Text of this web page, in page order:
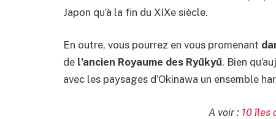
Japon qu’à la fin du XIXe siècle.
En outre, vous pourrez en vous promenant
de l’ancien Royaume des Ryūkyū. Bien
avec les paysages d’Okinawa un ensemble
A voir : 10 îles